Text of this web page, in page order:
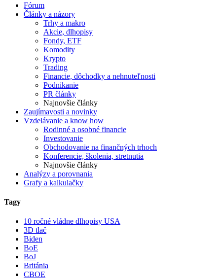
Fórum
Články a názory
Trhy a makro
Akcie, dlhopisy
Fondy, ETF
Komodity
Krypto
Trading
Financie, dôchodky a nehnuteľnosti
Podnikanie
PR články
Najnovšie články
Zaujímavosti a novinky
Vzdelávanie a know how
Rodinné a osobné financie
Investovanie
Obchodovanie na finančných trhoch
Konferencie, školenia, stretnutia
Najnovšie články
Analýzy a porovnania
Grafy a kalkulačky
Tagy
10 ročné vládne dlhopisy USA
3D tlač
Biden
BoE
BoJ
Británia
CBOE